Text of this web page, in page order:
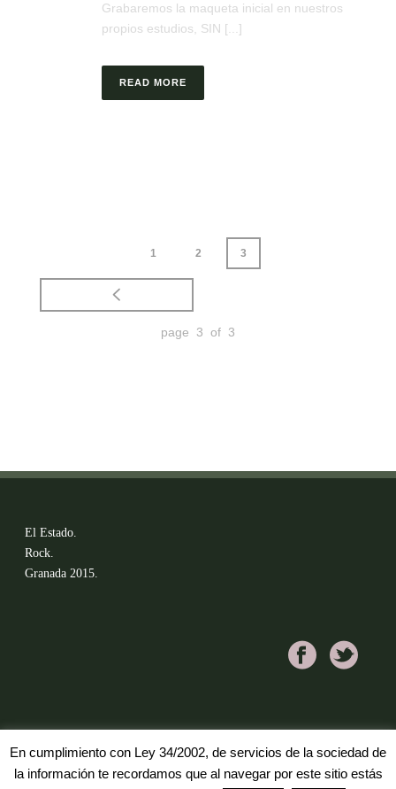
Grabaremos la maqueta inicial en nuestros
propios estudios, SIN [...]
READ MORE
1 2 3
page 3 of 3
El Estado.
Rock.
Granada 2015.
En cumplimiento con Ley 34/2002, de servicios de la sociedad de
la información te recordamos que al navegar por este sitio estás